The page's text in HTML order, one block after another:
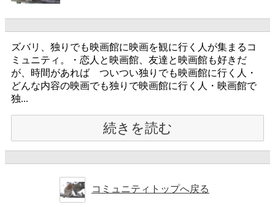
ズバリ、独りでも映画館に映画を観に行く人が集まるコ
ミュニティ。・恋人と映画館、友達と映画館も好きだ
が、時間があれば ついつい独りでも映画館に行く人・
どんな内容の映画でも独りで映画館に行く人・映画館で
独...
続きを読む
コミュニティトップへ戻る